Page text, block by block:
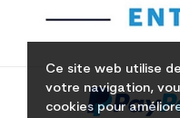
Ce site web utilise
votre navigation,
cookies pour